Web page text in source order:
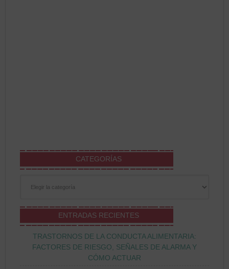
CATEGORÍAS
ENTRADAS RECIENTES
TRASTORNOS DE LA CONDUCTA ALIMENTARIA:
FACTORES DE RIESGO, SEÑALES DE ALARMA Y
CÓMO ACTUAR